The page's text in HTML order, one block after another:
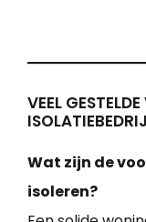
VEEL
Wat zijn de
isoleren?